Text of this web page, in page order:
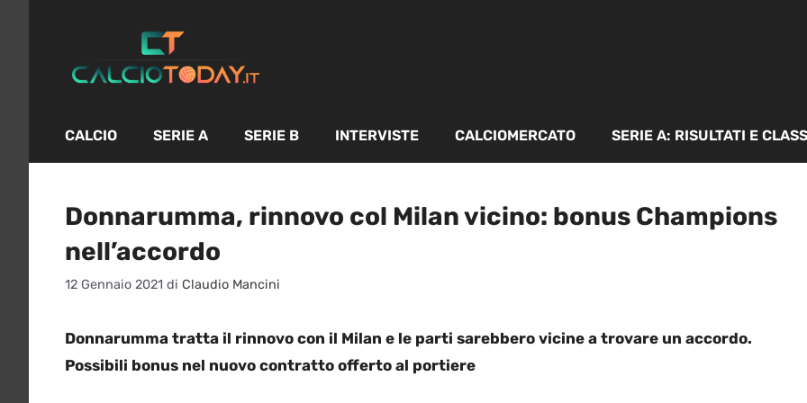
contenuto
CALCIO SERIE A SERIE B INTERVISTE CALCIOMERCATO SERIE A: RISULTATI E
Donnarumma, rinnovo col Milan vicino: bonus Champions
nell’accordo
12 Gennaio 2021 di Claudio Mancini
Donnarumma tratta il rinnovo con il Milan e le parti sarebbero vicine a trovare un accordo.
Possibili bonus nel nuovo contratto offerto al portiere